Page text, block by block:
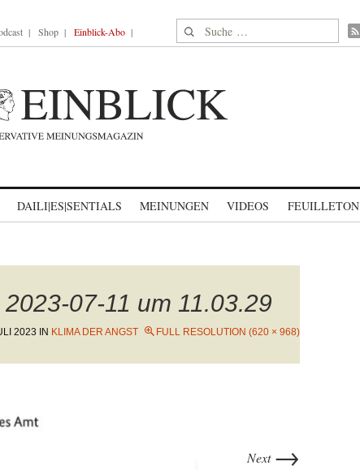
Shop Einblick-Abo Suche nach:
DAILI|ES|SENTIALS MEINUNGEN VIDEOS FEUILLETON
07-11 um 11.03.29
2023 IN KLIMA DER ANGST FULL RESOLUTION (620 × 968)
Next →